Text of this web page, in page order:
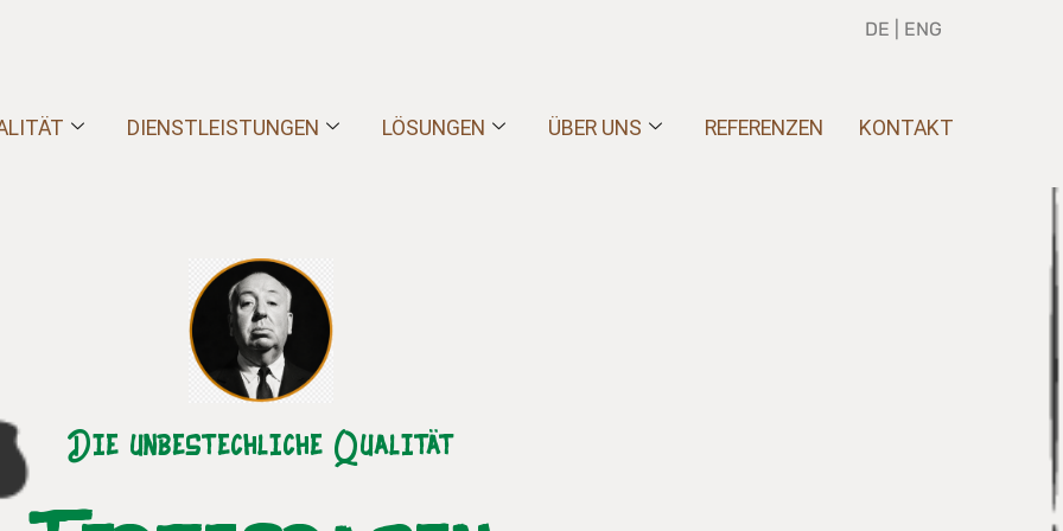
DE ENG
DIENSTLEISTUNGEN LÖSUNGEN ÜBER UNS REFERENZEN KONTAKT
Die unbestechliche Qualität